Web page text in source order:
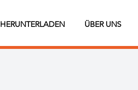
HERUNTERLADEN ÜBER UNS